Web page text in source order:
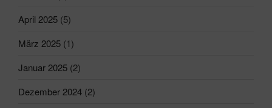
April 2025 (5)
März 2025 (1)
Januar 2025 (2)
Dezember 2024 (2)